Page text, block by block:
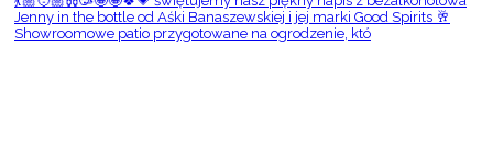
Showroomowe patio przygotowane na ogrodzenie, któ